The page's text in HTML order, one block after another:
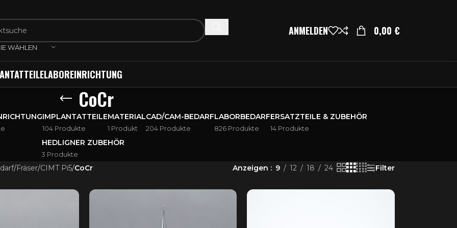
WÄHLEN
ANMELDEN 0,00 €
LABOREINRICHTUNG
CoCr
IMPLANTATTEILE
104 Produkte
MATERIAL
1 Produkt
CAD/CAM-BEDARF
204 Produkte
LABORBEDARF
826 Produkte
ERSATZTEILE & ZUBEHÖR
14 Produkte
HEDLIGNER ZUBEHÖR
3 Produkte
/Fräser/CIMT Pi5/CoCr Anzeigen 9 12 18 24 Filter